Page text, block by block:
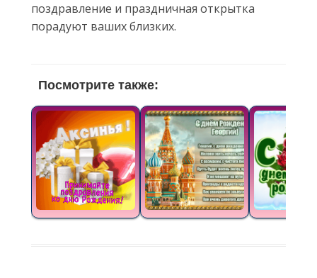
поздравление и праздничная открытка
порадуют ваших близких.
Посмотрите также: